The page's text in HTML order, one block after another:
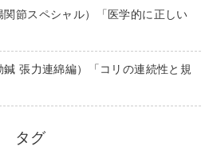
節スペシャル）「医学的に正しい
張力連綿編）「コリの連続性と規
タグ